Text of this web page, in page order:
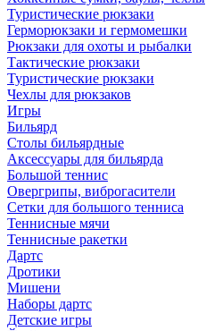
Туристические рюкзаки
Герморюкзаки и гермомешки
Рюкзаки для охоты и рыбалки
Тактические рюкзаки
Туристические рюкзаки
Чехлы для рюкзаков
Игры
Бильярд
Столы бильярдные
Аксессуары для бильярда
Большой теннис
Овергрипы, виброгасители
Сетки для большого тенниса
Теннисные мячи
Теннисные ракетки
Дартс
Дротики
Мишени
Наборы дартс
Детские игры